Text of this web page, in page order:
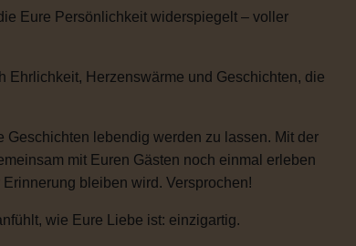
Eure Persönlichkeit widerspiegelt – voller
Herzenswärme und Geschichten, die
lebendig werden zu lassen. Mit der
mit Euren Gästen noch einmal erleben
bleiben wird. Versprochen!
wie Eure Liebe ist: einzigartig.